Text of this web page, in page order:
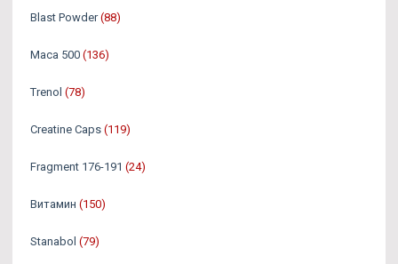
Blast Powder (88)
Maca 500 (136)
Trenol (78)
Creatine Caps (119)
Fragment 176-191 (24)
Витамин (150)
Stanabol (79)